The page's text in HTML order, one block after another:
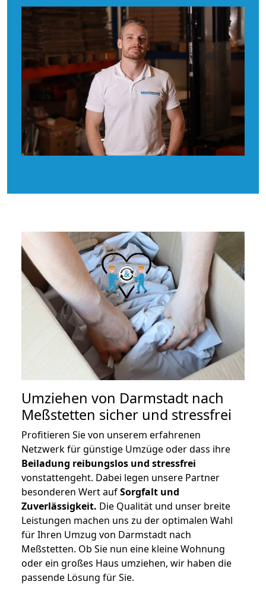
Umziehen von Darmstadt nach
Meßstetten sicher und stressfrei
Profitieren Sie von unserem erfahrenen
Netzwerk für günstige Umzüge oder dass ihre
Beiladung reibungslos und stressfrei
vonstattengeht. Dabei legen unsere Partner
besonderen Wert aufSorgfalt und
Zuverlässigkeit. Die Qualität und unser breite
Leistungen machen uns zu der optimalen Wahl
für Ihren Umzug von Darmstadt nach
Meßstetten. Ob Sie nun eine kleine Wohnung
oder ein großes Haus umziehen, wir haben die
passende Lösung für Sie.